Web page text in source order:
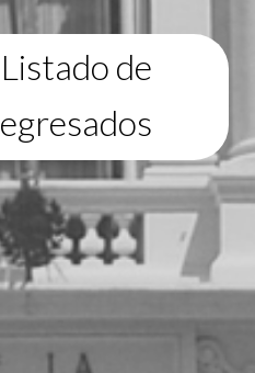
Listado de
egresados